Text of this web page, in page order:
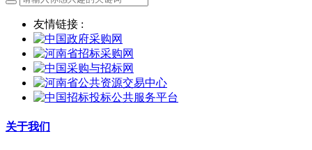
友情链接 :
关于我们